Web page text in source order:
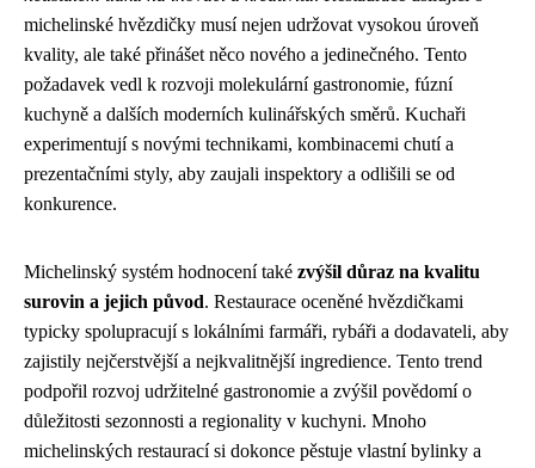
michelinské hvězdičky musí nejen udržovat vysokou úroveň
kvality, ale také přinášet něco nového a jedinečného. Tento
požadavek vedl k rozvoji molekulární gastronomie, fúzní
kuchyně a dalších moderních kulinářských směrů. Kuchaři
experimentují s novými technikami, kombinacemi chutí a
prezentačními styly, aby zaujali inspektory a odlišili se od
konkurence.
Michelinský systém hodnocení také zvýšil důraz na kvalitu
surovin a jejich původ. Restaurace oceněné hvězdičkami
typicky spolupracují s lokálními farmáři, rybáři a dodavateli, aby
zajistily nejčerstvější a nejkvalitnější ingredience. Tento trend
podpořil rozvoj udržitelné gastronomie a zvýšil povědomí o
důležitosti sezonnosti a regionality v kuchyni. Mnoho
michelinských restaurací si dokonce pěstuje vlastní bylinky a